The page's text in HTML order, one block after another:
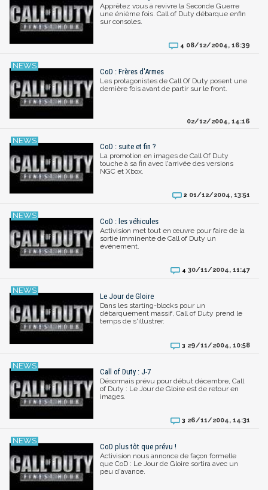
Apprêtez vous à revivre la Seconde Guerre
une énième fois. Call of Duty débarque enfin
sur consoles.
4 08/12/2004, 16:39
CoD : Frères d'Armes
Les protagonistes de Call Of Duty posent une
dernière fois avant de partir sur le front.
02/12/2004, 14:16
CoD : suite et fin ?
La promotion en images de Call Of Duty
touche à sa fin avec l'arrivée des versions
NGC et Xbox.
2 01/12/2004, 13:51
CoD : les véhicules
Activision met tout en œuvre pour faire de la
sortie imminente de Call of Duty un
événement.
4 30/11/2004, 11:47
Le Jour de Gloire
Dans les starting-blocks pour un
débarquement massif, Call of Duty prend le
temps de s'illustrer.
3 29/11/2004, 10:58
Call of Duty : J-7
Désormais prévu pour début décembre, Call
of Duty : Le Jour de Gloire est de retour en
images.
3 26/11/2004, 14:31
CoD plus tôt que prévu !
Activision nous annonce de façon formelle
que CoD : Le Jour de Gloire sortira avec un
peu d'avance.